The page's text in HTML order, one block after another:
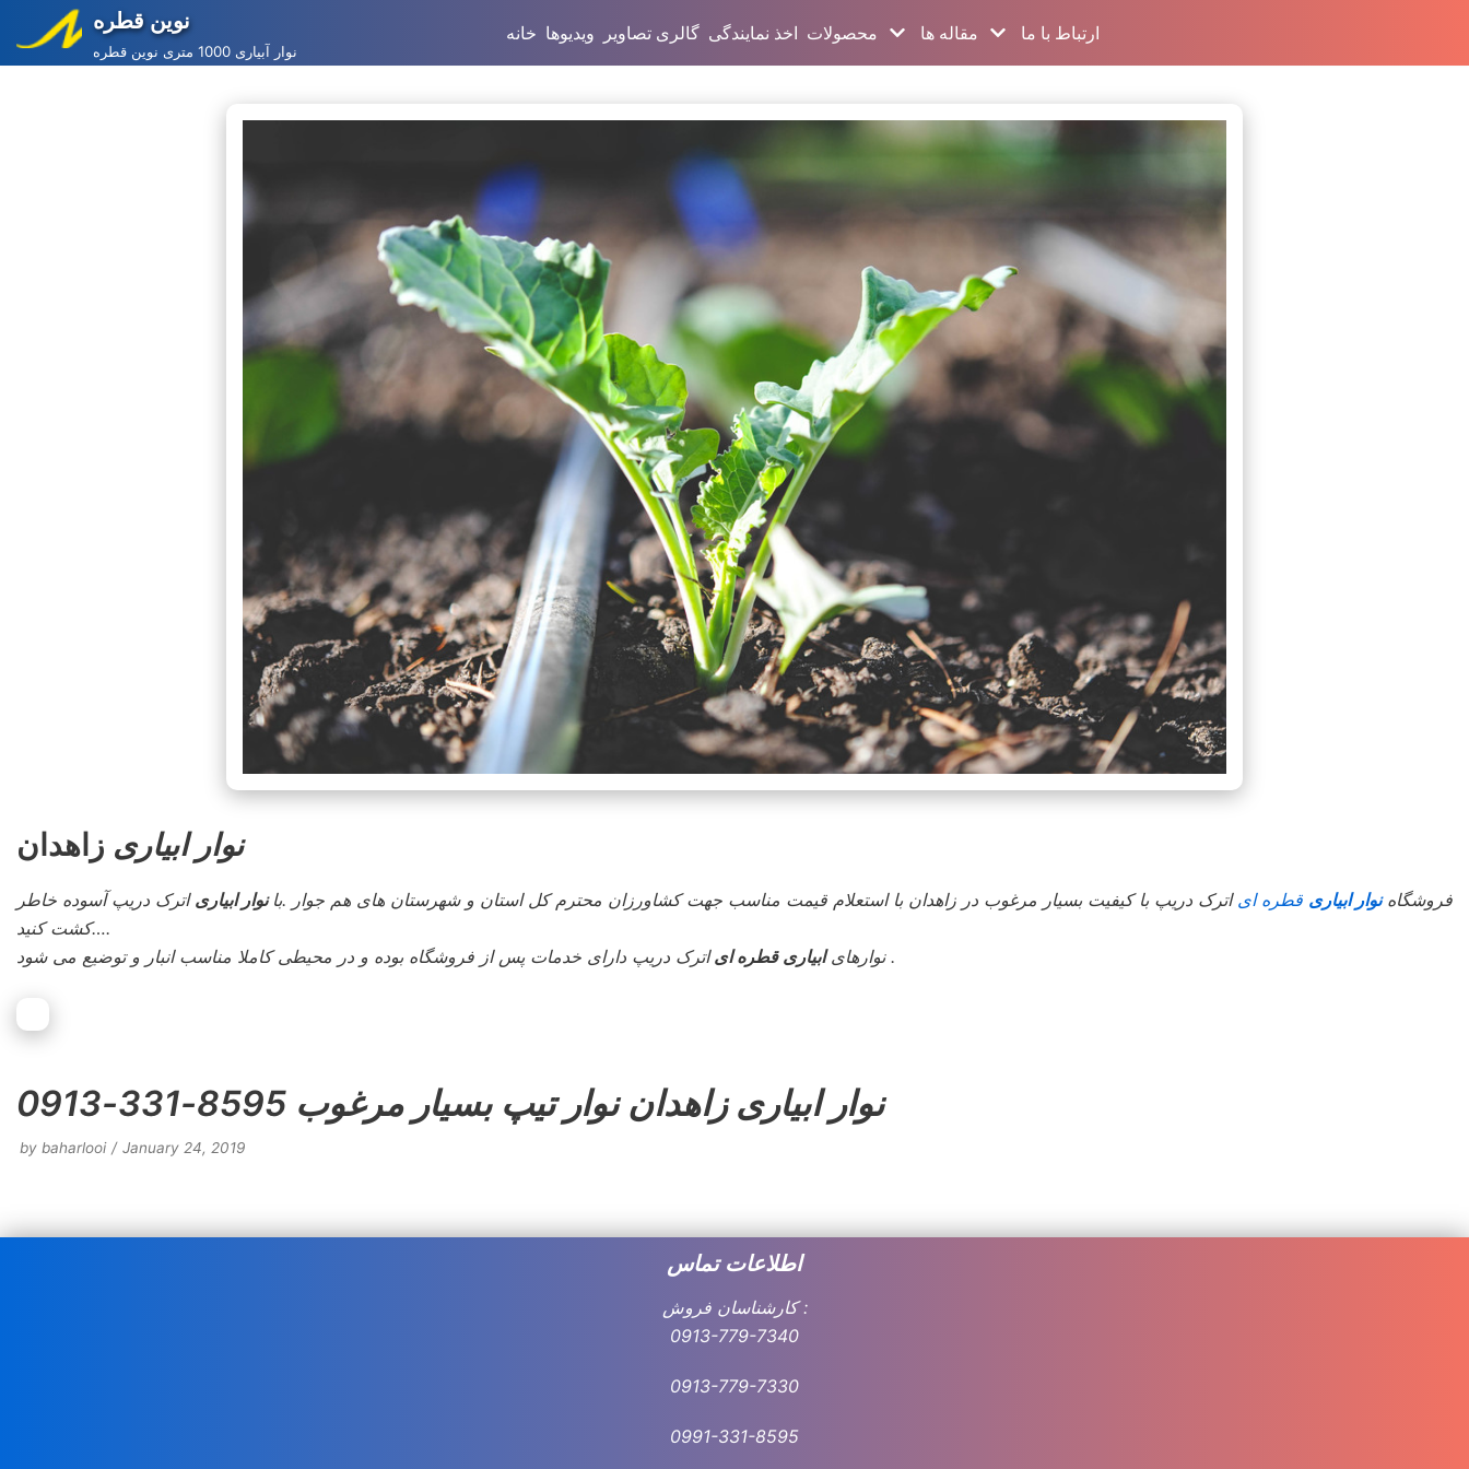
Skip
to
نوین قطره
نوار آبیاری 1000 متری نوین قطره
خانه ویدیوها گالری تصاویر اخذ نمایندگی محصولات مقاله ها ارتباط با ما
نوار ابیاری زاهدان
فروشگاهنوار ابیاری قطره ای اترک دریپ با کیفیت بسیار مرغوب در زاهدان با استعلام قیمت مناسب جهت کشاورزان محترم کل استان و شهرستان های هم جوار .با نوار ابیاری اترک دریپ آسوده خاطر
کشت کنید….
نوارهایابیاری قطره ای اترک دریپ دارای خدمات پس از فروشگاه بوده و در محیطی کاملا مناسب انبار و توضیع می شود .
نوار ابیاری زاهدان نوار تیپ بسیار مرغوب 8595-331-0913
by baharlooi January 24, 2019
اطلاعات تماس
کارشناسان فروش :
0913-779-7340
0913-779-7330
0991-331-8595